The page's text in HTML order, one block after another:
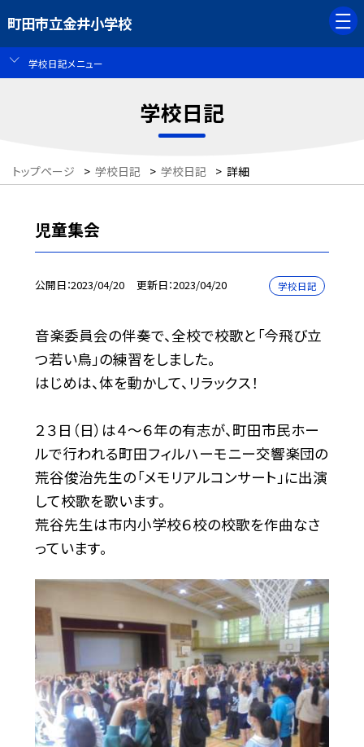
町田市立金井小学校
学校日記メニュー
学校日記
トップページ > 学校日記 > 学校日記 > 詳細
児童集会
公開日 2023/04/20 更新日 2023/04/20 学校日記
音楽委員会の伴奏で、全校で校歌と「今飛び立
つ若い鳥」の練習をしました。
はじめは、体を動かして、リラックス！
２３日（日）は４〜６年の有志が、町田市民ホー
ルで行われる町田フィルハーモニー交響楽団の
荒谷俊治先生の「メモリアルコンサート」に出演
して校歌を歌います。
荒谷先生は市内小学校６校の校歌を作曲なさ
っています。